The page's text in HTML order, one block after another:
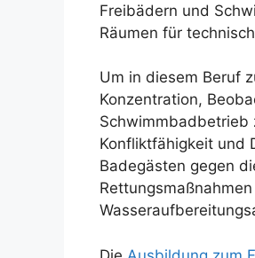
Freibädern und
Räumen für
Um in diesem Beruf
Konzentration,
Schwimmbadbetrieb
Konfliktfähigkeit und
Badegästen gegen